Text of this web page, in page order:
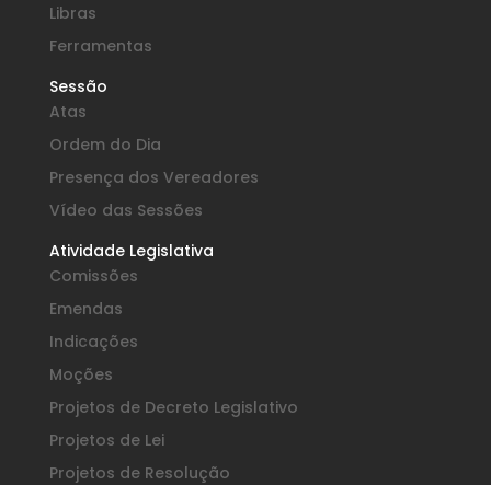
Libras
Ferramentas
Sessão
Atas
Ordem do Dia
Presença dos Vereadores
Vídeo das Sessões
Atividade Legislativa
Comissões
Emendas
Indicações
Moções
Projetos de Decreto Legislativo
Projetos de Lei
Projetos de Resolução